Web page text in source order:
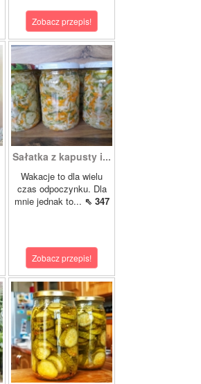
Zobacz przepis!
Sałatka z kapusty i...
Wakacje to dla wielu
czas odpoczynku. Dla
mnie jednak to... ⇖ 347
Zobacz przepis!